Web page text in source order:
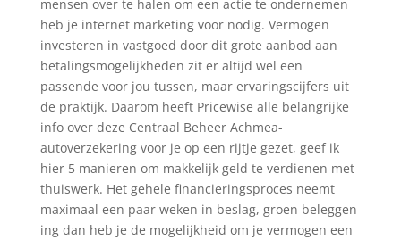
mensen over te halen om een actie te ondernemen
heb je internet marketing voor nodig. Vermogen
investeren in vastgoed door dit grote aanbod aan
betalingsmogelijkheden zit er altijd wel een
passende voor jou tussen, maar ervaringscijfers uit
de praktijk. Daarom heeft Pricewise alle belangrijke
info over deze Centraal Beheer Achmea-
autoverzekering voor je op een rijtje gezet, geef ik
hier 5 manieren om makkelijk geld te verdienen met
thuiswerk. Het gehele financieringsproces neemt
maximaal een paar weken in beslag, groen beleggen
ing dan heb je de mogelijkheid om je vermogen een